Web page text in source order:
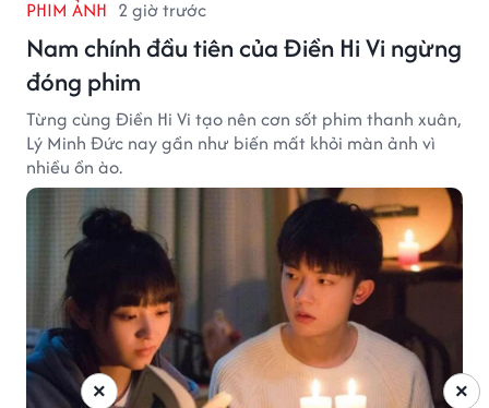
PHIM ẢNH 2 giờ trước
Nam chính đầu tiên của Điền Hi Vi ngừng
đóng phim
Từng cùng Điền Hi Vi tạo nên cơn sốt phim thanh xuân,
Lý Minh Đức nay gần như biến mất khỏi màn ảnh vì
nhiều ồn ào.
×
×